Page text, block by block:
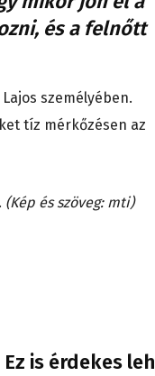
és a felnőtt
személyében.
tíz mérkőzésen az
(Kép és szöveg: mti)
Ez is érdekes